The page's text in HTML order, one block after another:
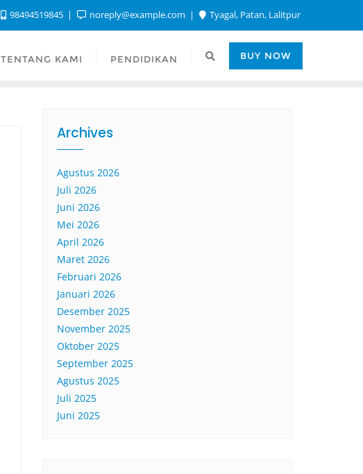
98494519845 noreply@example.com Tyagal, Patan, Lalitpur
TENTANG KAMI PENDIDIKAN BUY NOW
Archives
Agustus 2026
Juli 2026
Juni 2026
Mei 2026
April 2026
Maret 2026
Februari 2026
Januari 2026
Desember 2025
November 2025
Oktober 2025
September 2025
Agustus 2025
Juli 2025
Juni 2025